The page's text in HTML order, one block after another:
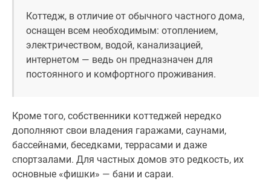
Квартиры
скидками
новостроек
Субсидированная
застройщиком
Rutube
Поиск
Коттедж, в отличие от обычного частного дома,
оснащен всем необходимым: отоплением,
электричеством, водой, канализацией,
интернетом — ведь он предназначен для
постоянного и комфортного проживания.
Кроме того, собственники коттеджей нередко
дополняют свои владения гаражами, саунами,
бассейнами, беседками, террасами и даже
спортзалами. Для частных домов это редкость, их
основные «фишки» — бани и сараи.